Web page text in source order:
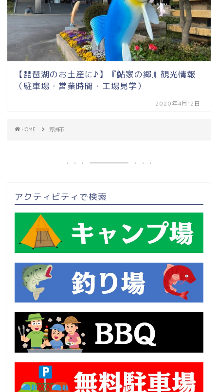
【琵琶湖のお土産に♪】『鮎家の郷』観光情報
（駐車場・営業時間・工場見学）
2020年4月12日
HOME 野洲市
アクティビティで検索